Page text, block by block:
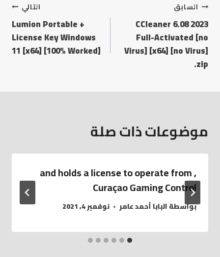
السابق
CCleaner 6.08 2023
Full-Activated [no
Virus] [x64] [no Virus]
.zip
التالي
Lumion Portable +
License Key Windows
11 [x64] [100% Worked]
موضوعات ذات صلة
, and holds a license to operate from
Curaçao Gaming Control
بواسطةالبابا أحمد عامر نوفمبر 4, 2021